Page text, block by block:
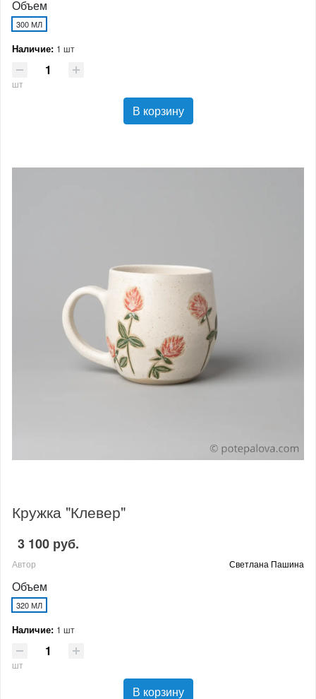
Объем
300 МЛ
Наличие: 1 шт
шт
В корзину
Кружка "Клевер"
3 100 руб.
Автор Светлана Пашина
Объем
320 МЛ
Наличие: 1 шт
шт
В корзину